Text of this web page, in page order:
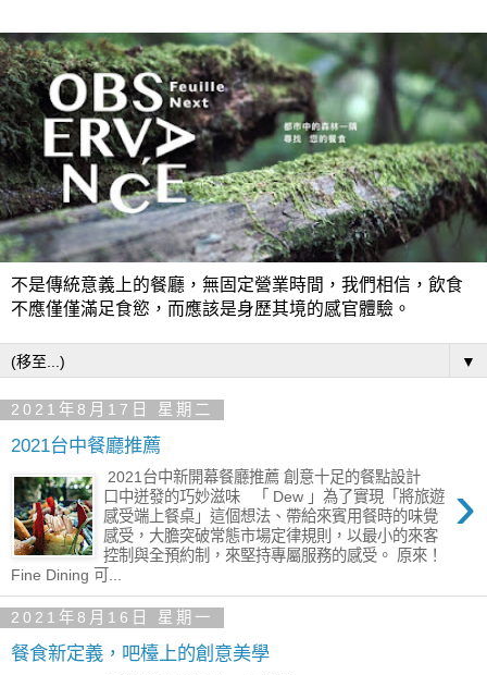
不是傳統意義上的餐廳，無固定營業時間，我們相信，飲食
不應僅僅滿足食慾，而應該是身歷其境的感官體驗。
▼
2021年8月17日 星期二
2021台中餐廳推薦
›
2021台中新開幕餐廳推薦 創意十足的餐點設計
口中迸發的巧妙滋味 「 Dew 」為了實現「將旅遊
感受端上餐桌」這個想法、帶給來賓用餐時的味覺
感受，大膽突破常態市場定律規則，以最小的來客
控制與全預約制，來堅持專屬服務的感受。 原來！
Fine Dining 可...
2021年8月16日 星期一
餐食新定義，吧檯上的創意美學